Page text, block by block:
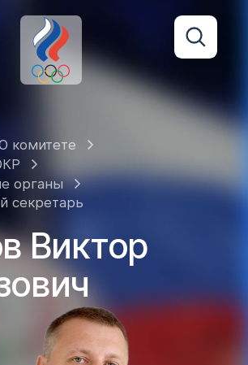
комитете
органы
секретарь
Виктор